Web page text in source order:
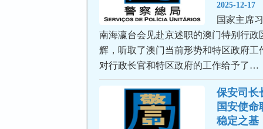
2025-12-17
国家主席
南海瀛台会见赴京述职的澳门特别行政
辉，听取了澳门当前形势和特区政府工
对行政长官和特区政府的工作给予了…
保安司长
国安使命
稳定之基